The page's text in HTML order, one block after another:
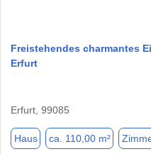
Freistehendes charmantes
Erfurt
Erfurt, 99085
Haus ca. 110,00 m²